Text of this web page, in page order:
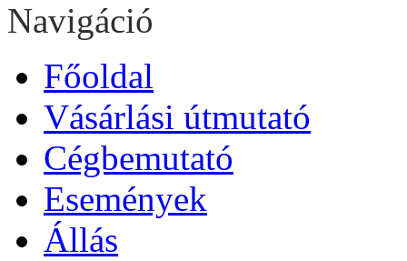
Navigáció
Főoldal
Vásárlási útmutató
Cégbemutató
Események
Állás